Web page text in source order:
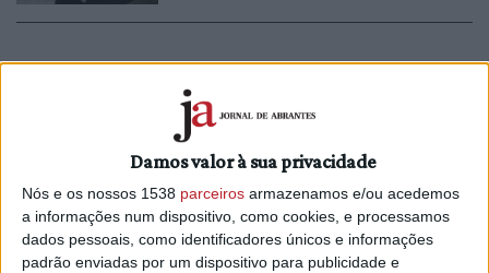
Damos valor à sua privacidade
Nós e os nossos 1538 parceiros armazenamos e/ou acedemos
a informações num dispositivo, como cookies, e processamos
dados pessoais, como identificadores únicos e informações
padrão enviadas por um dispositivo para publicidade e
Visita guiada à Igreja Matriz de Atalaia
com Fernando Freire
12/11/2023 às 11:25